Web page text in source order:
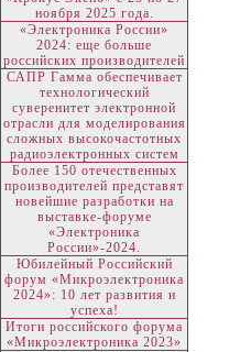
ноября 2025 года.
«Электроника России»
2024: еще больше
российских производителей
САПР Гамма обеспечивает
технологический
суверенитет электронной
отрасли для моделирования
сложных высокочастотных
радиоэлектронных систем
Более 150 отечественных
производителей представят
новейшие разработки на
выставке-форуме
«Электроника
России»-2024.
Юбилейный Российский
форум «Микроэлектроника
2024»: 10 лет развития и
успеха!
Итоги российского форума
«Микроэлектроника 2023»